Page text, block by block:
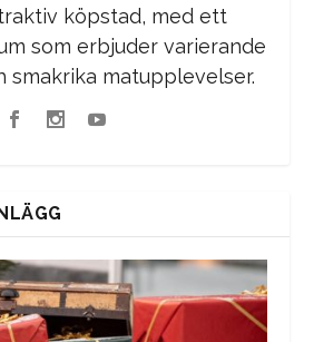
köpstad, med ett
som erbjuder varierande
smakrika matupplevelser.